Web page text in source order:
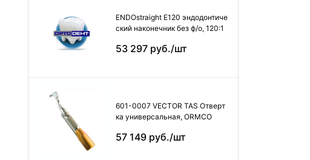
ENDOstraight E120 эндодонтиче
ский наконечник без ф/о, 120:1
53 297 руб./шт
601-0007 VECTOR TAS Отверт
ка универсальная, ORMCO
57 149 руб./шт